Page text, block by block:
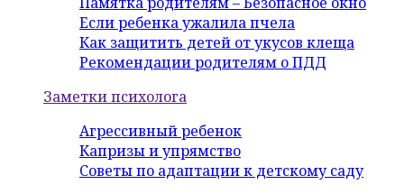
Если ребенка ужалила пчела
Как защитить детей от укусов клеща
Рекомендации родителям о ПДД
Заметки психолога
Агрессивный ребенок
Капризы и упрямство
Советы по адаптации к детскому саду